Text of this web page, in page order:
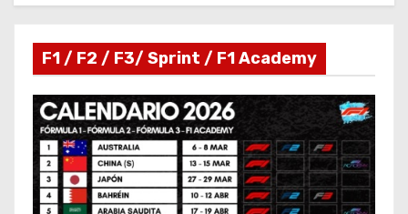
F1 / F2 / F3/ Sprint / F1 Academy